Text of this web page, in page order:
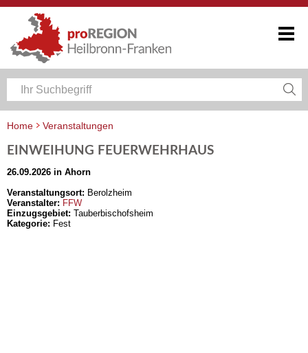
Home
Veranstaltungen
EINWEIHUNG FEUERWEHRHAUS
26.09.2026 in Ahorn
Veranstaltungsort: Berolzheim
Veranstalter: FFW
Einzugsgebiet: Tauberbischofsheim
Kategorie: Fest